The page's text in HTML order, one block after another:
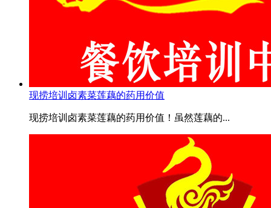
现捞培训卤素菜莲藕的药用价值
现捞培训卤素菜莲藕的药用价值！虽然莲藕的...